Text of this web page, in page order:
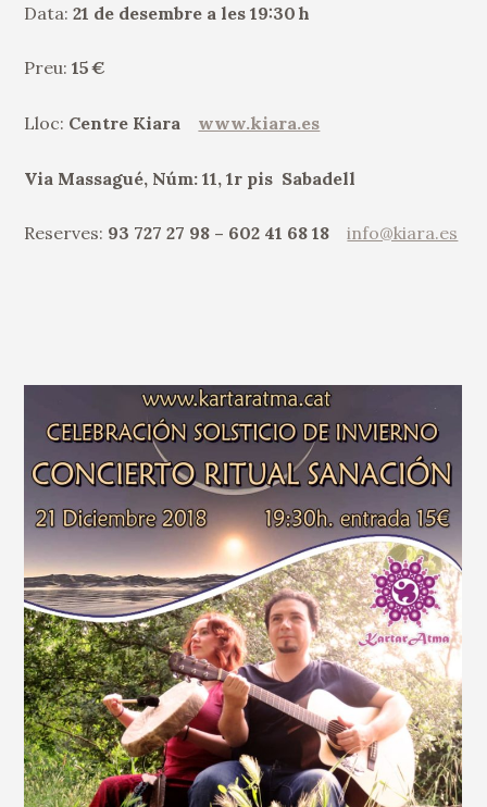
Data:21 de desembre a les 19:30 h
Preu:15 €
Lloc: Centre Kiara www.kiara.es
Via Massagué, Núm: 11, 1r pis Sabadell
Reserves: 93 727 27 98 – 602 41 68 18 info@kiara.es